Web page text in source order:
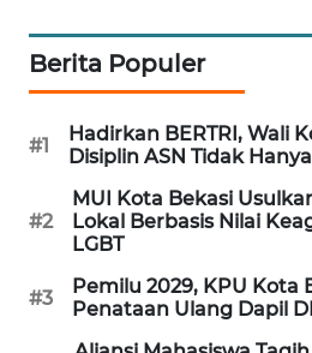
Berita Populer
#1
Hadirkan BERTRI, Wali
Disiplin ASN Tidak
#2
MUI Kota Bekasi
Lokal Berbasis Nilai
LGBT
#3
Pemilu 2029, KPU Kota
Penataan Ulang Dapil
NEWS
NEWS
METRO
SIANTAR
NEWS
METRO
MEDAN